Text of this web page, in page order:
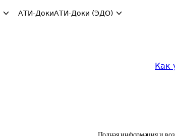
АТИ-ДокиАТИ-Доки (ЭДО)
Как